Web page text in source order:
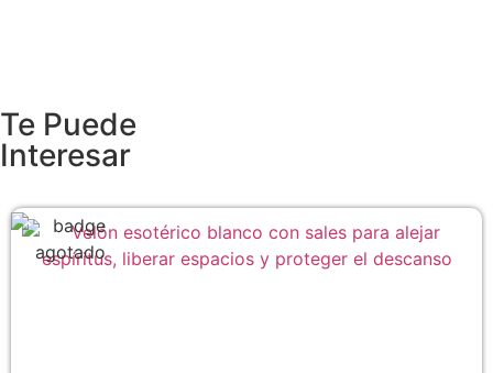
Te Puede
Interesar